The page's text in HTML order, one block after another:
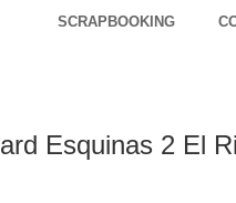
SCRAPBOOKING
Esquinas 2 El